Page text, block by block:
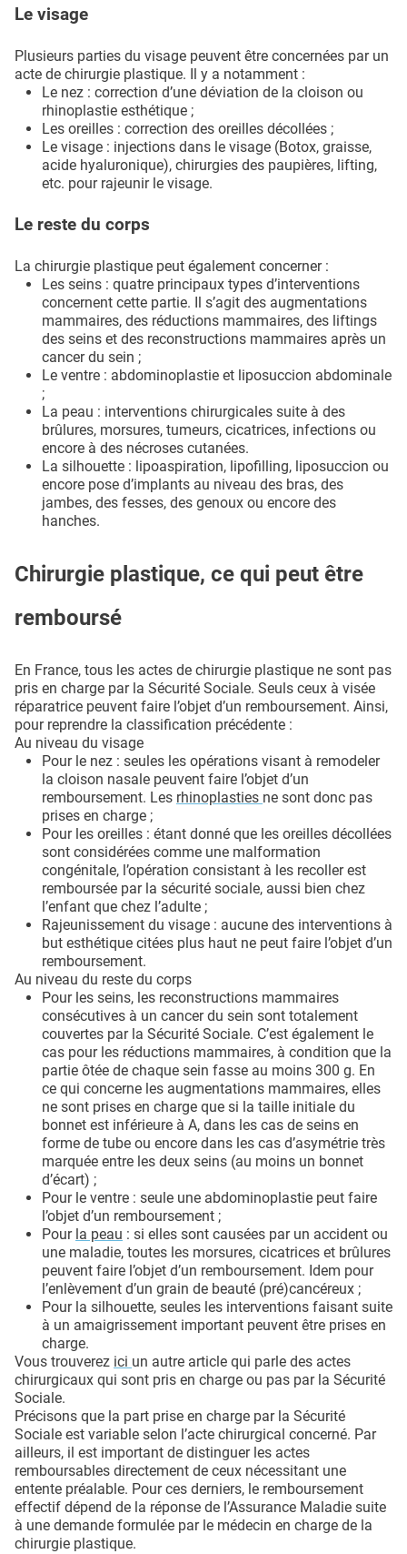
Le visage
Plusieurs parties du visage peuvent être concernées par un
acte de chirurgie plastique. Il y a notamment :
Le nez : correction d’une déviation de la cloison ou
rhinoplastie esthétique ;
Les oreilles : correction des oreilles décollées ;
Le visage : injections dans le visage (Botox, graisse,
acide hyaluronique), chirurgies des paupières, lifting,
etc. pour rajeunir le visage.
Le reste du corps
La chirurgie plastique peut également concerner :
Les seins : quatre principaux types d’interventions
concernent cette partie. Il s’agit des augmentations
mammaires, des réductions mammaires, des liftings
des seins et des reconstructions mammaires après un
cancer du sein ;
Le ventre : abdominoplastie et liposuccion abdominale
;
La peau : interventions chirurgicales suite à des
brûlures, morsures, tumeurs, cicatrices, infections ou
encore à des nécroses cutanées.
La silhouette : lipoaspiration, lipofilling, liposuccion ou
encore pose d’implants au niveau des bras, des
jambes, des fesses, des genoux ou encore des
hanches.
Chirurgie plastique, ce qui peut être
remboursé
En France, tous les actes de chirurgie plastique ne sont pas
pris en charge par la Sécurité Sociale. Seuls ceux à visée
réparatrice peuvent faire l’objet d’un remboursement. Ainsi,
pour reprendre la classification précédente :
Au niveau du visage
Pour le nez : seules les opérations visant à remodeler
la cloison nasale peuvent faire l’objet d’un
remboursement. Les rhinoplasties ne sont donc pas
prises en charge ;
Pour les oreilles : étant donné que les oreilles décollées
sont considérées comme une malformation
congénitale, l’opération consistant à les recoller est
remboursée par la sécurité sociale, aussi bien chez
l’enfant que chez l’adulte ;
Rajeunissement du visage : aucune des interventions à
but esthétique citées plus haut ne peut faire l’objet d’un
remboursement.
Au niveau du reste du corps
Pour les seins, les reconstructions mammaires
consécutives à un cancer du sein sont totalement
couvertes par la Sécurité Sociale. C’est également le
cas pour les réductions mammaires, à condition que la
partie ôtée de chaque sein fasse au moins 300 g. En
ce qui concerne les augmentations mammaires, elles
ne sont prises en charge que si la taille initiale du
bonnet est inférieure à A, dans les cas de seins en
forme de tube ou encore dans les cas d’asymétrie très
marquée entre les deux seins (au moins un bonnet
d’écart) ;
Pour le ventre : seule une abdominoplastie peut faire
l’objet d’un remboursement ;
Pour la peau : si elles sont causées par un accident ou
une maladie, toutes les morsures, cicatrices et brûlures
peuvent faire l’objet d’un remboursement. Idem pour
l’enlèvement d’un grain de beauté (pré)cancéreux ;
Pour la silhouette, seules les interventions faisant suite
à un amaigrissement important peuvent être prises en
charge.
Vous trouverez ici un autre article qui parle des actes
chirurgicaux qui sont pris en charge ou pas par la Sécurité
Sociale.
Précisons que la part prise en charge par la Sécurité
Sociale est variable selon l’acte chirurgical concerné. Par
ailleurs, il est important de distinguer les actes
remboursables directement de ceux nécessitant une
entente préalable. Pour ces derniers, le remboursement
effectif dépend de la réponse de l’Assurance Maladie suite
à une demande formulée par le médecin en charge de la
chirurgie plastique.